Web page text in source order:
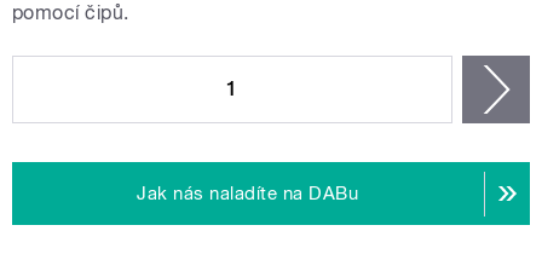
pomocí čipů.
1
Jak nás naladíte na DABu